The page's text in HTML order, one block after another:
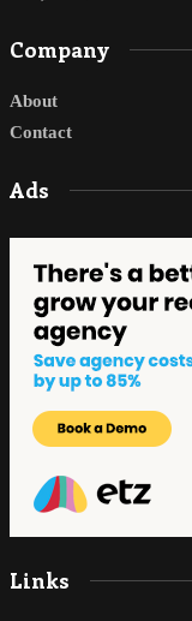
Company
About
Contact
Ads
Links